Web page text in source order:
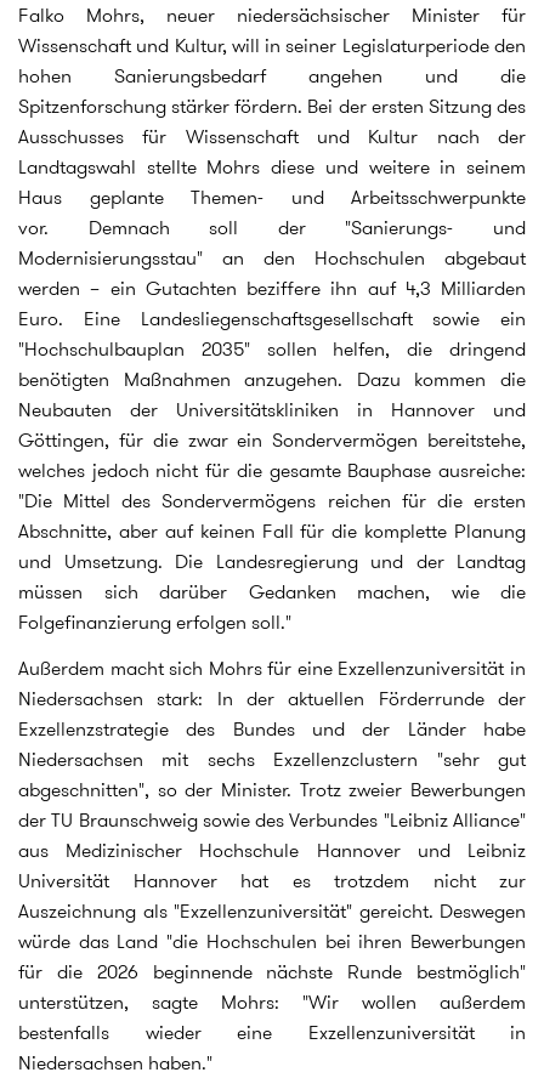
Falko Mohrs, neuer niedersächsischer Minister für
Wissenschaft und Kultur, will in seiner Legislaturperiode den
hohen Sanierungsbedarf angehen und die
Spitzenforschung stärker fördern. Bei der ersten Sitzung des
Ausschusses für Wissenschaft und Kultur nach der
Landtagswahl stellte Mohrs diese und weitere in seinem
Haus geplante Themen- und Arbeitsschwerpunkte
vor. Demnach soll der "Sanierungs- und
Modernisierungsstau" an den Hochschulen abgebaut
werden – ein Gutachten beziffere ihn auf 4,3 Milliarden
Euro. Eine Landesliegenschaftsgesellschaft sowie ein
"Hochschulbauplan 2035" sollen helfen, die dringend
benötigten Maßnahmen anzugehen. Dazu kommen die
Neubauten der Universitätskliniken in Hannover und
Göttingen, für die zwar ein Sondervermögen bereitstehe,
welches jedoch nicht für die gesamte Bauphase ausreiche:
"Die Mittel des Sondervermögens reichen für die ersten
Abschnitte, aber auf keinen Fall für die komplette Planung
und Umsetzung. Die Landesregierung und der Landtag
müssen sich darüber Gedanken machen, wie die
Folgefinanzierung erfolgen soll."
Außerdem macht sich Mohrs für eine Exzellenzuniversität in
Niedersachsen stark: In der aktuellen Förderrunde der
Exzellenzstrategie des Bundes und der Länder habe
Niedersachsen mit sechs Exzellenzclustern "sehr gut
abgeschnitten", so der Minister. Trotz zweier Bewerbungen
der TU Braunschweig sowie des Verbundes "Leibniz Alliance"
aus Medizinischer Hochschule Hannover und Leibniz
Universität Hannover hat es trotzdem nicht zur
Auszeichnung als "Exzellenzuniversität" gereicht. Deswegen
würde das Land "die Hochschulen bei ihren Bewerbungen
für die 2026 beginnende nächste Runde bestmöglich"
unterstützen, sagte Mohrs: "Wir wollen außerdem
bestenfalls wieder eine Exzellenzuniversität in
Niedersachsen haben."